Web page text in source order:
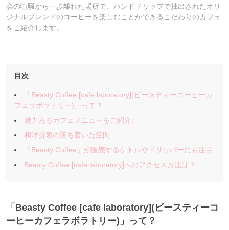
会の喧騒から一歩離れた場所で、ハンドドリップで抽出されたオリ
ジナルブレンドのコーヒーを楽しむことができるこだわりのカフェ
をご紹介します。
目次
「Beasty Coffee [cafe laboratory](ビースティーコーヒーカ
フェラボラトリー)」って？
魅力あるカフェメニューをご紹介♪
和洋折衷の落ち着いた空間
「Beasty Coffee」が販売するケトルやドリッパーにも注目
Beasty Coffee [cafe laboratory]へのアクセス方法は？
「Beasty Coffee [cafe laboratory](ビースティーコ
ーヒーカフェラボラトリー)」って？